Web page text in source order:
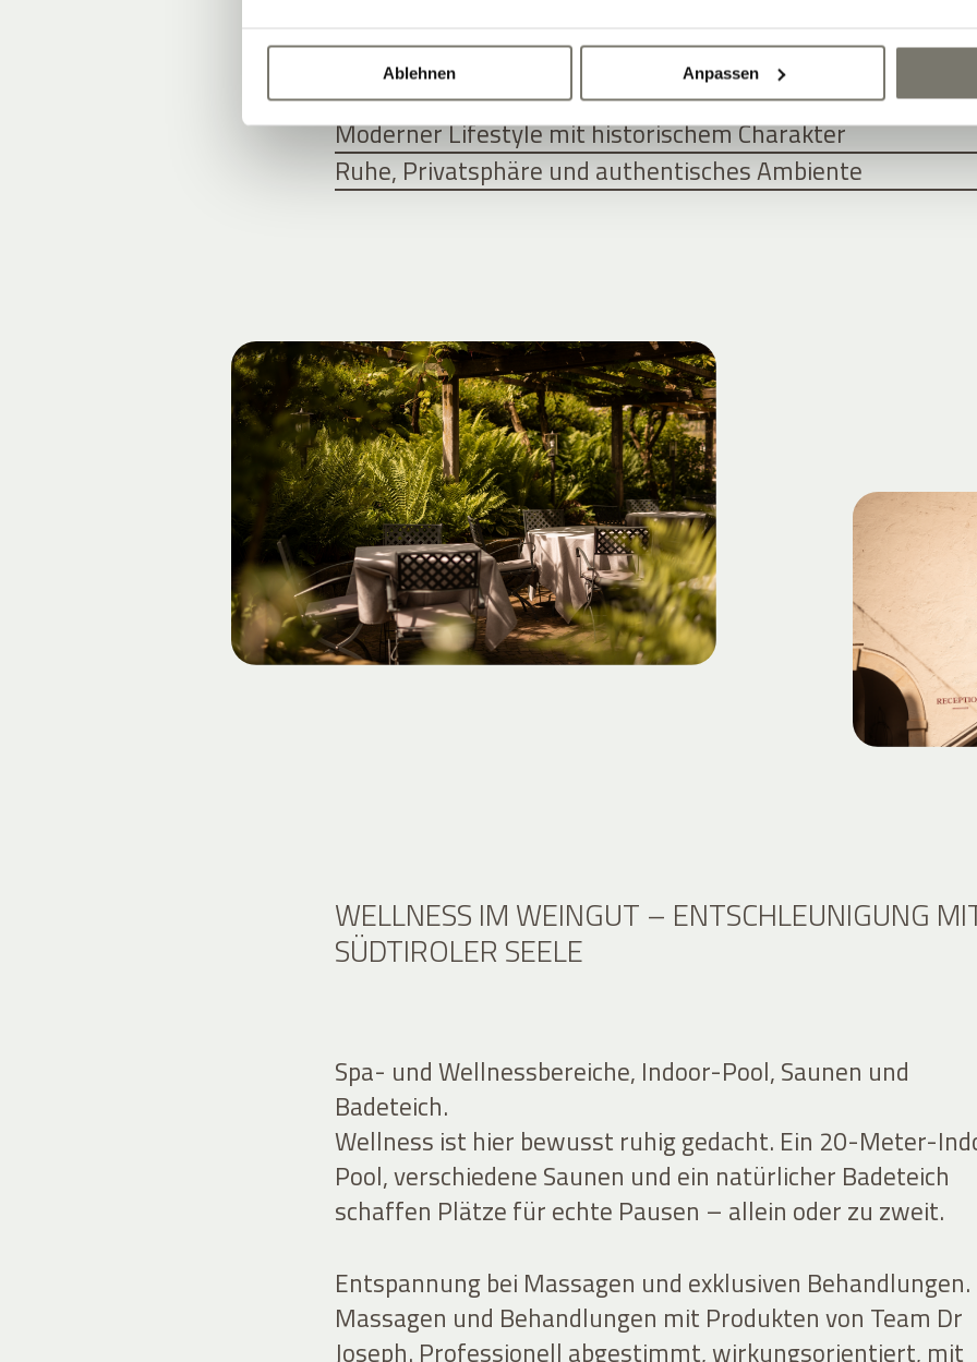
Ablehnen Anpassen
STILVOLL WOHNEN IM HISTORISCHEN WEINGUT-
Zimmer, Suiten und Apartments treffen zeitgemäße
Moderner Lifestyle mit historischem Charakter
Ruhe, Privatsphäre und authentisches Ambiente
WELLNESS IM WEINGUT – ENTSCHLEUNIGUNG
SÜDTIROLER SEELE
Spa- und Wellnessbereiche, Indoor-Pool, Saunen und
Badeteich.
Wellness ist hier bewusst ruhig gedacht. Ein 20-Meter-
Pool, verschiedene Saunen und ein natürlicher Badeteich
schaffen Plätze für echte Pausen – allein oder zu zweit.
Entspannung bei Massagen und exklusiven Behandlungen.
Massagen und Behandlungen mit Produkten von Team Dr
Joseph. Professionell abgestimmt, wirkungsorientiert, mit